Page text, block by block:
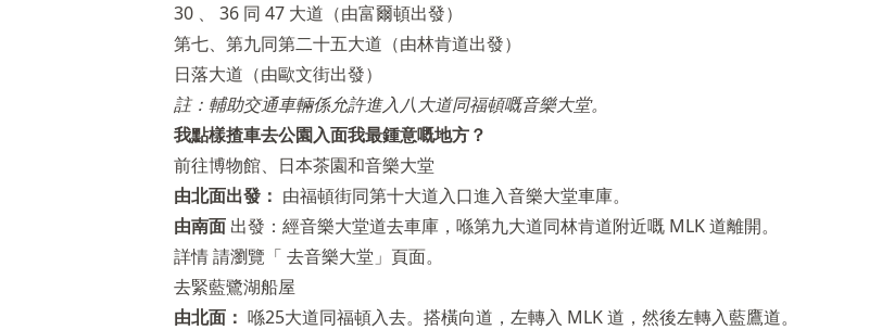
30 、 36 同 47 大道（由富爾頓出發）
第七、第九同第二十五大道（由林肯道出發）
日落大道（由歐文街出發）
註：輔助交通車輛係允許進入八大道同福頓嘅音樂大堂。
我點樣揸車去公園入面我最鍾意嘅地方？
前往博物館、日本茶園和音樂大堂
由北面出發： 由福頓街同第十大道入口進入音樂大堂車庫。
由南面 出發：經音樂大堂道去車庫，喺第九大道同林肯道附近嘅 MLK 道離開。
詳情 請瀏覽「 去音樂大堂」頁面。
去緊藍鷺湖船屋
由北面： 喺25大道同福頓入去。搭橫向道，左轉入 MLK 道，然後左轉入藍鷹道。